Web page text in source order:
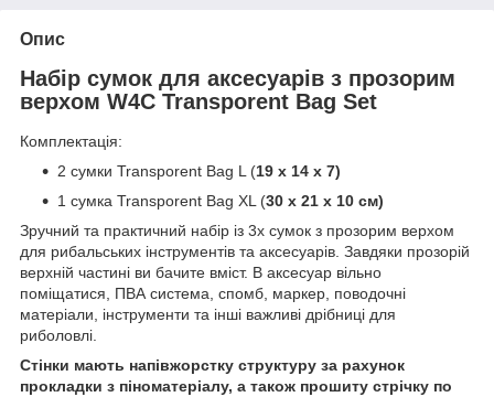
Опис
Набір сумок для аксесуарів з прозорим
верхом W4C Transporent Bag Set
Комплектація:
2 сумки Transporent Bag L (19 х 14 х 7)
1 сумка Transporent Bag XL (30 х 21 х 10 см)
Зручний та практичний набір із 3х сумок з прозорим верхом
для рибальських інструментів та аксесуарів. Завдяки прозорій
верхній частині ви бачите вміст. В аксесуар вільно
поміщатися, ПВА система, спомб, маркер, поводочні
матеріали, інструменти та інші важливі дрібниці для
риболовлі.
Стінки мають напівжорстку структуру за рахунок
прокладки з піноматеріалу, а також прошиту стрічку по